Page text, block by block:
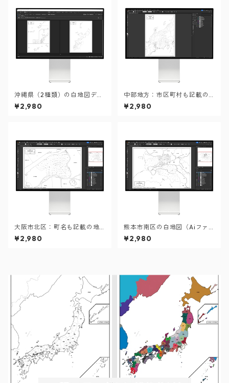
沖縄県（2種類）の白地図デー
タ（AIファイル）
¥2,980
中部地方：市区町村も記載の
地図データ（PDF・Aiファイ
ル）
¥2,980
大阪市北区：町名も記載の地
図データ（PDF・Aiファイ
ル）
¥2,980
熊本市南区の白地図（Aiファ
イル）
¥2,980